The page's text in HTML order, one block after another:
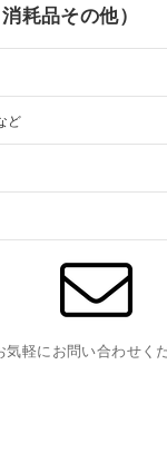
耗品その他）
ど
気軽にお問い合わせく